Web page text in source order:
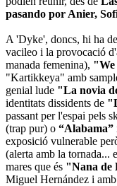
pasando por Anier,
A 'Dyke', doncs, hi ha
vacileo i la provocació
manada femenina), "We
"Kartikkeya" amb
genial lude "La novia
identitats dissidents de
passant per l'espai pels
(trap pur) o “Alabama”
exposició vulnerable
(alerta amb la tornada...
mares que és "Nana de
Miguel Hernández i